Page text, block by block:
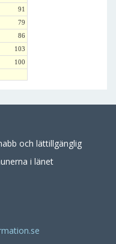
91
79
86
103
100
och lättillgänglig
i länet